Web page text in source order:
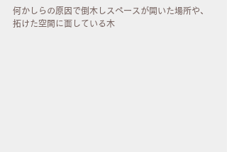
何かしらの原因で倒木しスペースが開いた場所や、
拓けた空間に面している木